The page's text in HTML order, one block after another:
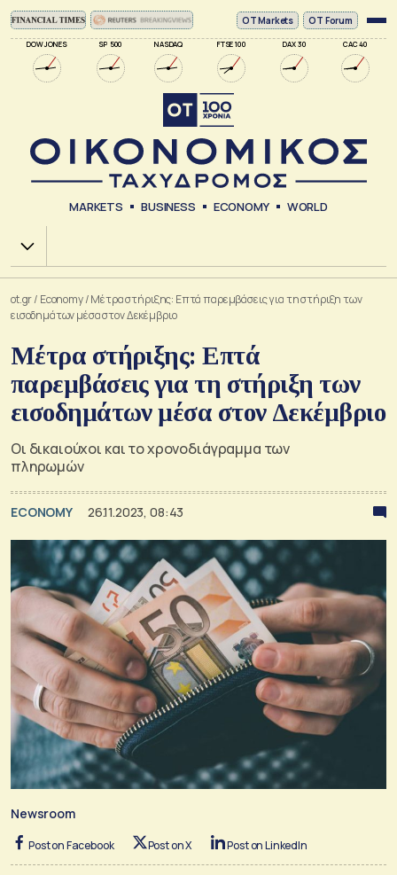
DOW JONES SP 500 NASDAQ FTSE 100 DAX 30 CAC 40
ΟΤ Markets OT Forum
MARKETS BUSINESS ECONOMY WORLD
Χ.Α.
ot.gr/ Economy/Μέτρα στήριξης: Επτά παρεμβάσεις για τη στήριξη των
εισοδημάτων μέσα στον Δεκέμβριο
Μέτρα στήριξης: Επτά
παρεμβάσεις για τη στήριξη των
εισοδημάτων μέσα στον Δεκέμβριο
Οι δικαιούχοι και το χρονοδιάγραμμα των
πληρωμών
ECONOMY 26.11.2023, 08:43
Newsroom
Post on Facebook Post on X Post on LinkedIn